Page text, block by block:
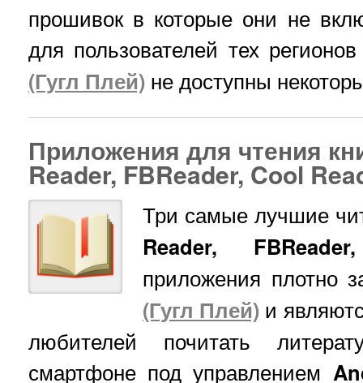
прошивок в которые они не
для пользователей тех
(Гугл Плей) не доступны
Приложения для чтения
Reader, FBReader, Cool
Три самые лучшие
Reader,
приложения плотно
(Гугл Плей) и
любителей почитать
смартфоне под управлением